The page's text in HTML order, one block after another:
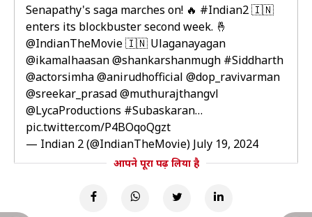
Senapathy's saga marches on! 🔥 #Indian2🇮🇳
enters its blockbuster second week. 🤞
@IndianTheMovie🇮🇳 Ulaganayagan
@ikamalhaasan@shankarshanmugh #Siddharth
@actorsimha@anirudhofficial @dop_ravivarman
@sreekar_prasad@muthurajthangvl
@LycaProductions #Subaskaran…
pic.twitter.com/P4BOqoQgzt
— Indian 2 (@IndianTheMovie) July 19, 2024
आपने पूरा पढ़ लिया है